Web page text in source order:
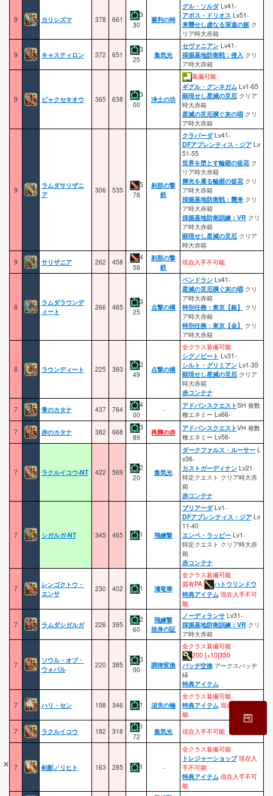
×
9 カリシズマ 378 661
3
30
審判の時
グル・ソルダLv41-
アポス・ドリオス Lv51-
来襲せし虚なる深遠の躯ク
リア時大赤箱
9 キャスティロン 372 651
3
25
集気光
セヴァニアンLv41-
採掘基地防衛戦：侵入 クリ
ア時大赤箱
9 ビャクセキオウ 365 638
3
00
浄土の功
装備可能
ギグル・グンネガムLv1-65
顕現せし星滅の災厄クリア
時大赤箱
星滅の災厄禊ぐ灰の唱クリ
ア時大赤箱
9
ラムダサリザニ
ア
306 535
5
78
刹那の撃
鉄
クラバーダLv41-
DFアプレンティス・ジアLv
51-55
世界を堕とす輪廻の徒花ク
リア時大赤箱
輝光を屠る輪廻の徒花クリ
ア時大赤箱
採掘基地防衛戦：襲来クリ
ア時大赤箱
採掘基地防衛訓練：VR クリ
ア時大赤箱
顕現せし星滅の災厄クリア
時大赤箱
9
サリザニア 262 458
4
58
刹那の撃
鉄
現在入手不可能
8
ラムダラウンデ
ィート
266 465
3
25
点撃の構
ペンドランLv41-
星滅の災厄禊ぐ灰の唱クリ
ア時大赤箱
特別任務：東京【銀】 クリ
ア時大赤箱
特別任務：東京【金】 クリ
ア時大赤箱
8 ラウンディート 225 393
2
49
点撃の構
全クラス装備可能
シグノビート Lv31-
シルト・グリミアンLv1-35
顕現せし星滅の災厄クリア
時大赤箱
赤コンテナ
7
青のカタナ 437 764
4
00
- アドバンスクエストSH 複数
種エネミー Lv66-
7
赤のカタナ 382 668
3
89
再輝の赤 アドバンスクエストVH 複数
種エネミー Lv56-
7 ラクルイコウ-NT 422 569
2
20
集気光
ダークファルス・ルーサーL
v36-
カストガーディナンLv21-
特定クエスト クリア時大赤
箱
赤コンテナ
7 シガルガ-NT 345 465 1 飛練撃
ブリアーダLv1-
DFアプレンティス・ジアLv
11-40
エンペ・ラッピーLv1-
特定クエスト クリア時大赤
箱
赤コンテナ
7
レンゴクトウ・
エンサ
230 402 1 濤竜華
全クラス装備可能
固有PA:
ハトウリンドウ
特典アイテム 現在入手不可
能
7 ラムダシガルガ 226 395
2
60
飛練撃
捨身の証
ノーディランサLv31-
採掘基地防衛訓練：VR クリ
ア時大赤箱
7
ソウル・オブ・
ウォパル
220 385
3
00
調律変換
全クラス装備可能
200 [+10]350
バッヂ交換アークスバッヂ
緑
特典アイテム
7 ハリ・セン 198 346 1 須臾の極
全クラス装備可能
特典アイテム 現在入手不可
能
7
ラクルイコウ 182 318
1
72
集気光 現在入手不可能
7 剣影／リヒト 163 285 1 -
全クラス装備可能
トレジャーショップ 現在入
手不可能
特典アイテム 現在入手不可
能